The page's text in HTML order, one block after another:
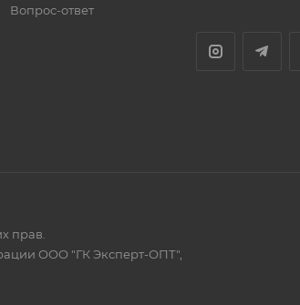
Вопрос-ответ
прав.
ООО "ГК Эксперт-ОПТ",